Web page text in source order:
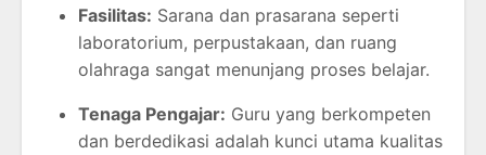
Fasilitas: Sarana dan prasarana seperti
laboratorium, perpustakaan, dan ruang
olahraga sangat menunjang proses belajar.
Tenaga Pengajar: Guru yang berkompeten
dan berdedikasi adalah kunci utama kualitas